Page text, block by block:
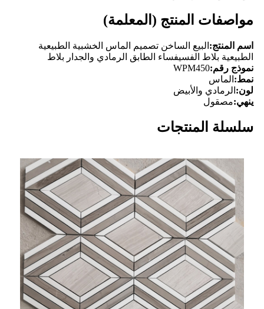
مواصفات المنتج (المعلمة)
اسم المنتج: البيع الساخن تصميم الماس الخشبية الطبيعية
الطبيعية بلاط الفسيفساء الطابق الرمادي والجدار بلاط
نموذج رقم:WPM450
نمط: الماس
لون: الرمادي والأبيض
ينهي:مصقول
سلسلة المنتجات